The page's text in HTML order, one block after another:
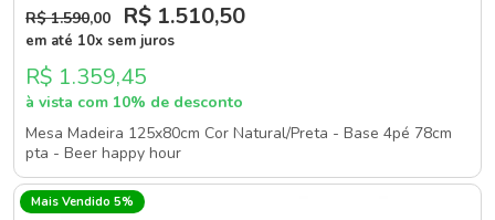
R$ 1.590,00 R$ 1.510,50
em até 10x sem juros
R$ 1.359,45
à vista com 10% de desconto
Mesa Madeira 125x80cm Cor Natural/Preta - Base 4pé 78cm
pta - Beer happy hour
Mais Vendido 5%